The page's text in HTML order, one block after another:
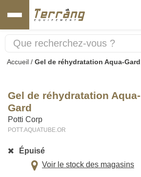
Accueil / Gel de réhydratation Aqua-Gard
Gel de réhydratation Aqua-
Gard
Potti Corp
POTT.AQUATUBE.OR
Épuisé
Voir le stock des magasins